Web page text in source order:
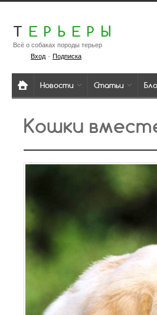
Т ЕРЬЕРЫ
Всё о собаках породы терьер
Вход· Подписка
Новости Статьи
Кошки